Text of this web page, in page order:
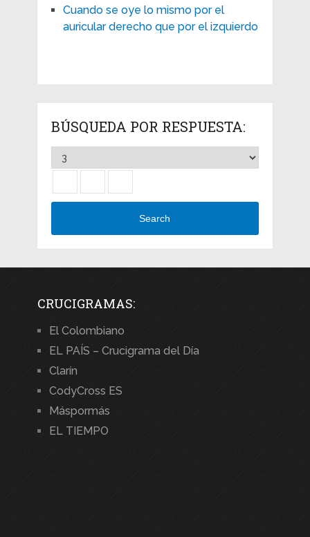
Cuando se oye lo mismo por el
auricular derecho que por el izquierdo
BÚSQUEDA POR RESPUESTA:
Search
CRUCIGRAMAS:
El Colombiano
EL PAÍS – Crucigrama del Día
Clarín
CodyCross ES
Máspormás
EL TIEMPO